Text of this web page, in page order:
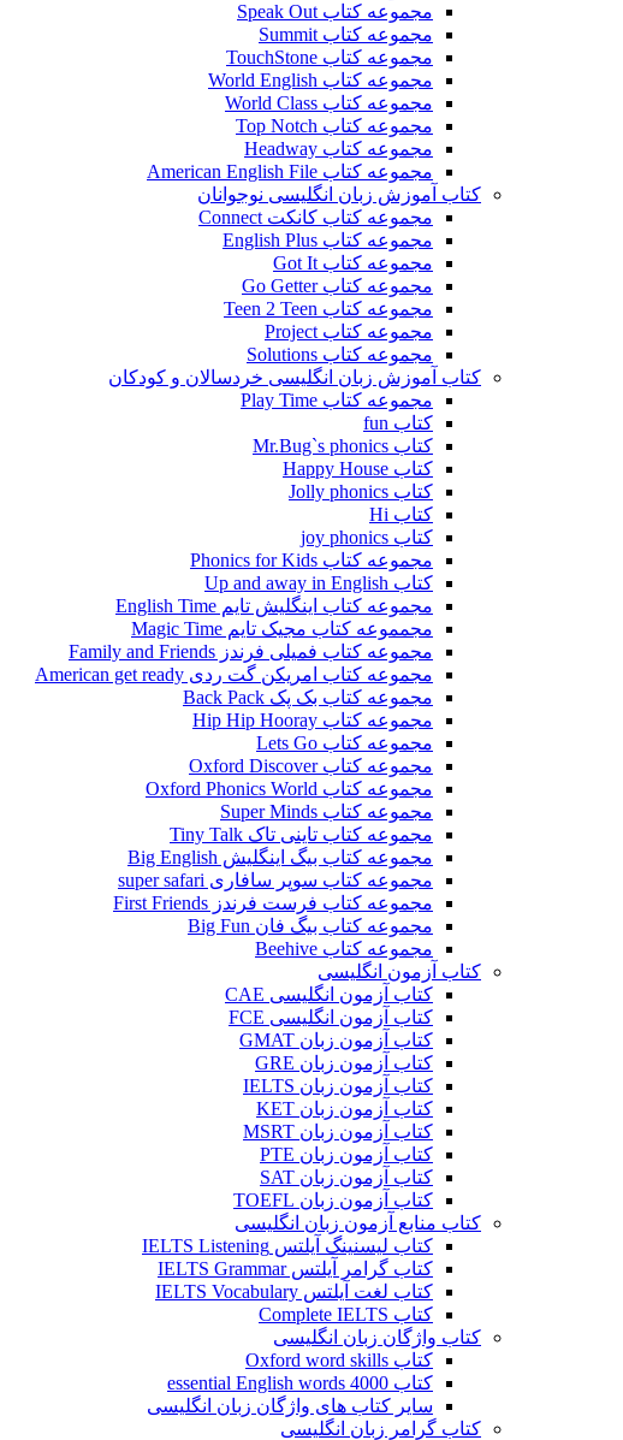
مجموعه کتاب Speak Out
مجموعه کتاب Summit
مجموعه کتاب TouchStone
مجموعه کتاب World English
مجموعه کتاب World Class
مجموعه کتاب Top Notch
مجموعه کتاب Headway
مجموعه کتاب American English File
کتاب آموزش زبان انگلیسی نوجوانان
مجموعه کتاب کانکت Connect
مجموعه کتاب English Plus
مجموعه کتاب Got It
مجموعه کتاب Go Getter
مجموعه کتاب Teen 2 Teen
مجموعه کتاب Project
مجموعه کتاب Solutions
کتاب آموزش زبان انگلیسی خردسالان و کودکان
مجموعه کتاب Play Time
کتاب fun
کتاب Mr.Bug`s phonics
کتاب Happy House
کتاب Jolly phonics
کتاب Hi
کتاب joy phonics
مجموعه کتاب Phonics for Kids
کتاب Up and away in English
مجموعه کتاب اینگلیش تایم English Time
مجمموعه کتاب مجیک تایم Magic Time
مجموعه کتاب فمیلی فرندز Family and Friends
مجموعه کتاب امریکن گت ردی American get ready
مجموعه کتاب بک پک Back Pack
مجموعه کتاب Hip Hip Hooray
مجموعه کتاب Lets Go
مجموعه کتاب Oxford Discover
مجموعه کتاب Oxford Phonics World
مجموعه کتاب Super Minds
مجموعه کتاب تاینی تاک Tiny Talk
مجموعه کتاب بیگ اینگلیش Big English
مجموعه کتاب سوپر سافاری super safari
مجموعه کتاب فرست فرندز First Friends
مجموعه کتاب بیگ فان Big Fun
مجموعه کتاب Beehive
کتاب آزمون انگلیسی
کتاب آزمون انگلیسی CAE
کتاب آزمون انگلیسی FCE
کتاب آزمون زبان GMAT
کتاب آزمون زبان GRE
کتاب آزمون زبان IELTS
کتاب آزمون زبان KET
کتاب آزمون زبان MSRT
کتاب آزمون زبان PTE
کتاب آزمون زبان SAT
کتاب آزمون زبان TOEFL
کتاب منابع آزمون زبان انگلیسی
کتاب لیسنینگ آیلتس IELTS Listening
کتاب گرامر آیلتس IELTS Grammar
کتاب لغت آیلتس IELTS Vocabulary
کتاب Complete IELTS
کتاب واژگان زبان انگلیسی
کتاب Oxford word skills
کتاب essential English words 4000
سایر کتاب های واژگان زبان انگلیسی
کتاب گرامر زبان انگلیسی